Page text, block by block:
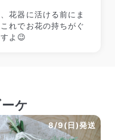
花器に活ける前にま
れでお花の持ちがぐ
よ😉
ケ
8/9(日)発送